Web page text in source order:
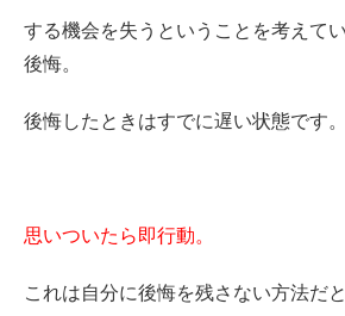
する機会を失うということを考えて
後悔。
後悔したときはすでに遅い状態です。
思いついたら即行動。
これは自分に後悔を残さない方法だと